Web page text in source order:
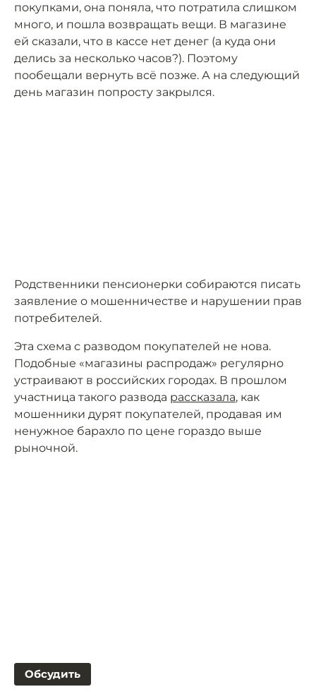
покупками, она поняла, что потратила слишком
много, и пошла возвращать вещи. В магазине
ей сказали, что в кассе нет денег (а куда они
делись за несколько часов?). Поэтому
пообещали вернуть всё позже. А на следующий
день магазин попросту закрылся.
Родственники пенсионерки собираются писать
заявление о мошенничестве и нарушении прав
потребителей.
Эта схема с разводом покупателей не нова.
Подобные «магазины распродаж» регулярно
устраивают в российских городах. В прошлом
участница такого развода рассказала, как
мошенники дурят покупателей, продавая им
ненужное барахло по цене гораздо выше
рыночной.
Обсудить